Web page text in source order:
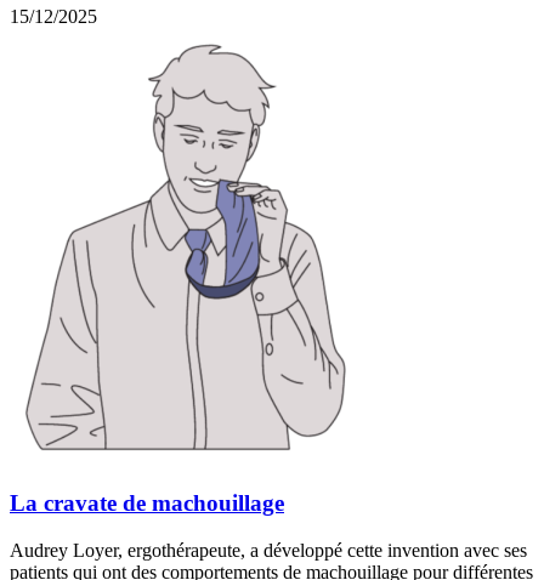
15/12/2025
La cravate de machouillage
Audrey Loyer, ergothérapeute, a développé cette invention avec ses
patients qui ont des comportements de machouillage pour différentes